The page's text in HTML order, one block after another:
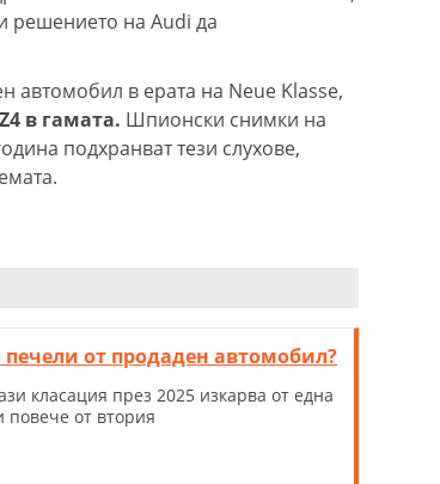
решението на Audi да
автомобил в ерата на Neue Klasse,
в гамата. Шпионски снимки на
подхранват тези слухове,
от продаден автомобил?
класация през 2025 изкарва от една
повече от втория